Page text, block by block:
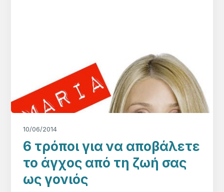
10/06/2014
6 τρόποι για να αποβάλετε
το άγχος από τη ζωή σας
ως γονιός